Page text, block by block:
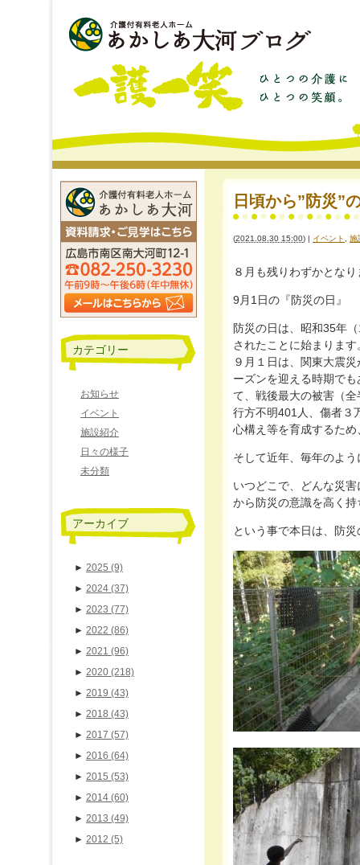
日頃から”防災”
(2021.08.30 15:00) | イベント 施
８月も残りわずかとな
9月1日の『防災の日』
防災の日は、昭和35年
されたことに始まります
９月１日は、関東大震
ーズンを迎える時期で
て、戦後最大の被害（
行方不明401人、傷者３
心構え等を育成するた
そして近年、毎年のよ
いつどこで、どんな災
から防災の意識を高く
という事で本日は、防
カテゴリー
お知らせ
イベント
施設紹介
日々の様子
未分類
アーカイブ
► 2025 (9)
► 2024 (37)
► 2023 (77)
► 2022 (86)
► 2021 (96)
► 2020 (218)
► 2019 (43)
► 2018 (43)
► 2017 (57)
► 2016 (64)
► 2015 (53)
► 2014 (60)
► 2013 (49)
► 2012 (5)